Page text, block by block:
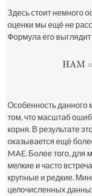
Здесь стоит немного
оценки мы ещё не
Формула его выглядит
HAM
(1)
Особенность данного
том, что масштаб
корня. В результате
оказывается ещё
MAE. Более того, для
мелкие и часто
крупные и редкие.
целочисленных